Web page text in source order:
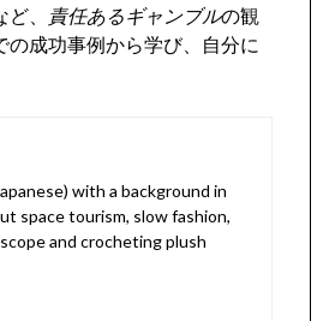
、 責任あるギャンブルの観
成功事例から学び、自分に
with a background in
space tourism, slow fashion,
and crocheting plush